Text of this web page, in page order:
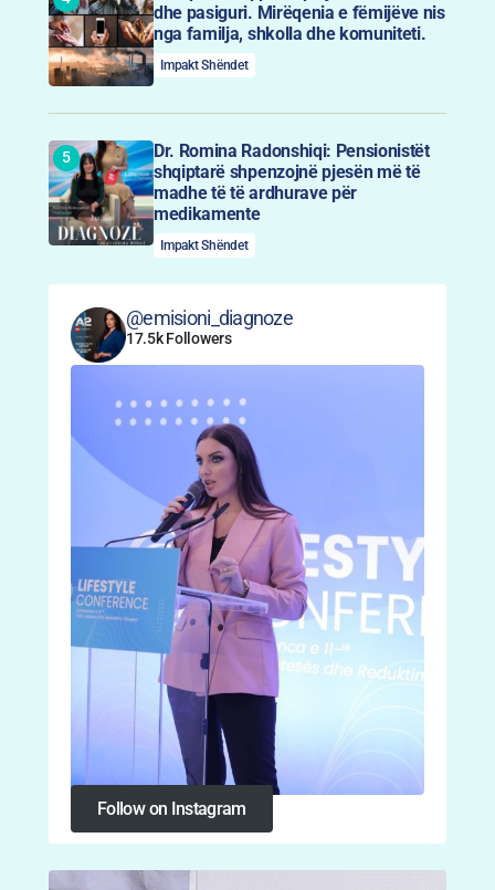
dhe pasiguri. Mirëqenia e fëmijëve nis
nga familja, shkolla dhe komuniteti.
Impakt Shëndet
Dr. Romina Radonshiqi: Pensionistët
shqiptarë shpenzojnë pjesën më të
madhe të të ardhurave për
medikamente
Impakt Shëndet
@emisioni_diagnoze
17.5k Followers
Follow on Instagram
Follow on Instagram